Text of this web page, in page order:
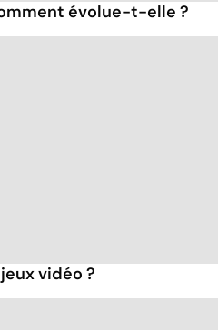
évolue-t-elle ?
vidéo ?